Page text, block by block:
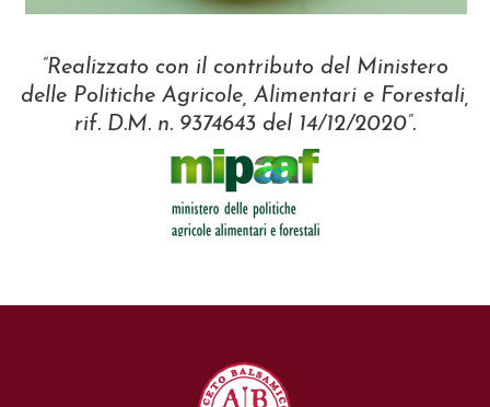
”Realizzato con il contributo del Ministero
delle Politiche Agricole, Alimentari e Forestali,
rif. D.M. n. 9374643 del 14/12/2020”.